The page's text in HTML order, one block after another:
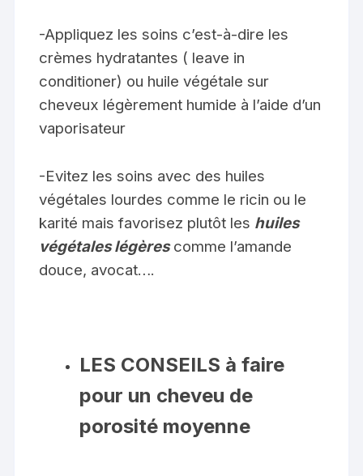
-Appliquez les soins c’est-à-dire les
crèmes hydratantes ( leave in
conditioner) ou huile végétale sur
cheveux légèrement humide à l’aide d’un
vaporisateur
-Evitez les soins avec des huiles
végétales lourdes comme le ricin ou le
karité mais favorisez plutôt les huiles
végétales légèrescomme l’amande
douce, avocat….
LES CONSEILS à faire
pour un cheveu de
porosité moyenne